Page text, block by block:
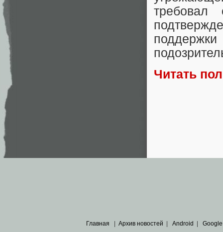
требовал
Читать
Главная Архив новостей Android Google